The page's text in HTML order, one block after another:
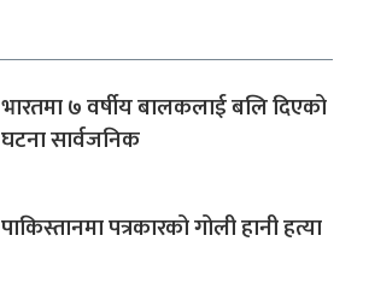
भारतमा ७ वर्षीय बालकलाई बलि दिएको
घटना सार्वजनिक
पाकिस्तानमा पत्रकारको गोली हानी हत्या